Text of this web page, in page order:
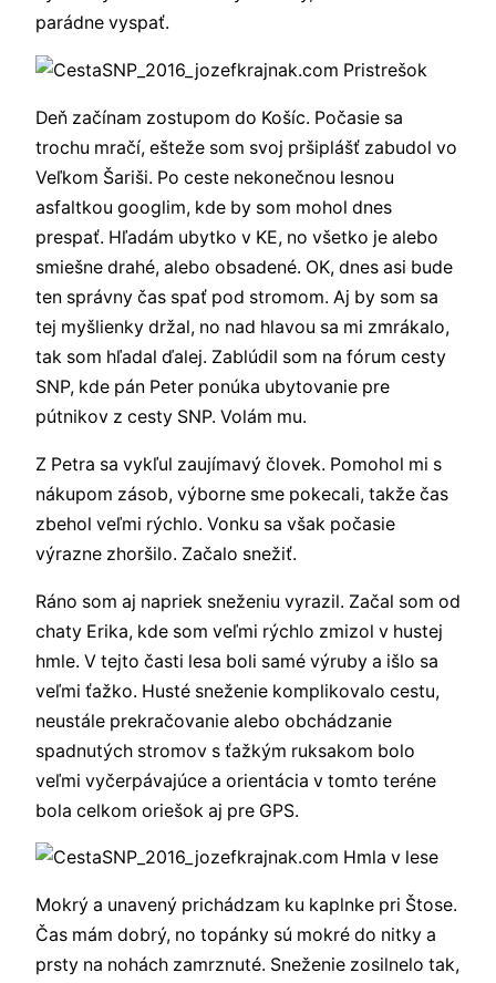
parádne vyspať.
Deň začínam zostupom do Košíc. Počasie sa
trochu mračí, ešteže som svoj pršiplášť zabudol vo
Veľkom Šariši. Po ceste nekonečnou lesnou
asfaltkou googlim, kde by som mohol dnes
prespať. Hľadám ubytko v KE, no všetko je alebo
smiešne drahé, alebo obsadené. OK, dnes asi bude
ten správny čas spať pod stromom. Aj by som sa
tej myšlienky držal, no nad hlavou sa mi zmrákalo,
tak som hľadal ďalej. Zablúdil som na fórum cesty
SNP, kde pán Peter ponúka ubytovanie pre
pútnikov z cesty SNP. Volám mu.
Z Petra sa vykľul zaujímavý človek. Pomohol mi s
nákupom zásob, výborne sme pokecali, takže čas
zbehol veľmi rýchlo. Vonku sa však počasie
výrazne zhoršilo. Začalo snežiť.
Ráno som aj napriek sneženiu vyrazil. Začal som od
chaty Erika, kde som veľmi rýchlo zmizol v hustej
hmle. V tejto časti lesa boli samé výruby a išlo sa
veľmi ťažko. Husté sneženie komplikovalo cestu,
neustále prekračovanie alebo obchádzanie
spadnutých stromov s ťažkým ruksakom bolo
veľmi vyčerpávajúce a orientácia v tomto teréne
bola celkom oriešok aj pre GPS.
Mokrý a unavený prichádzam ku kaplnke pri Štose.
Čas mám dobrý, no topánky sú mokré do nitky a
prsty na nohách zamrznuté. Sneženie zosilnelo tak,